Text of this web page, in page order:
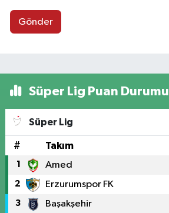
Gönder
Süper Lig Puan Durumu
Süper Lig
# Takım
1 Amed
2 Erzurumspor FK
3 Başakşehir